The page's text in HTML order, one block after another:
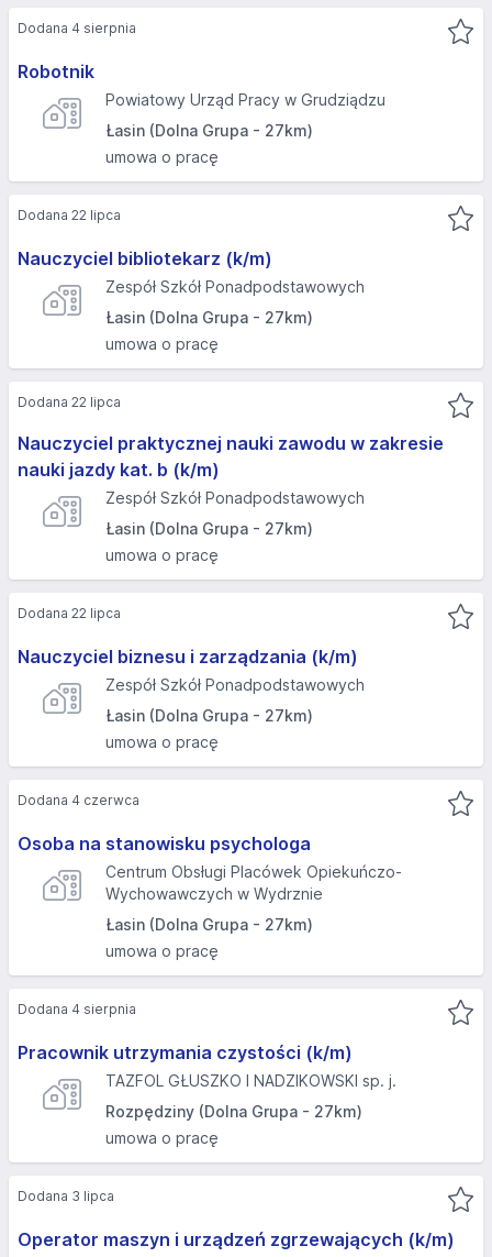
Robotnik
Powiatowy Urząd Pracy w Grudziądzu
Łasin (Dolna Grupa - 27km)
umowa o pracę
Dodana 4 sierpnia
Nauczyciel bibliotekarz (k/m)
Zespół Szkół Ponadpodstawowych
Łasin (Dolna Grupa - 27km)
umowa o pracę
Dodana 22 lipca
Nauczyciel praktycznej nauki zawodu w zakresie
nauki jazdy kat. b (k/m)
Zespół Szkół Ponadpodstawowych
Łasin (Dolna Grupa - 27km)
umowa o pracę
Dodana 22 lipca
Nauczyciel biznesu i zarządzania (k/m)
Zespół Szkół Ponadpodstawowych
Łasin (Dolna Grupa - 27km)
umowa o pracę
Dodana 22 lipca
Osoba na stanowisku psychologa
Centrum Obsługi Placówek Opiekuńczo-
Wychowawczych w Wydrznie
Łasin (Dolna Grupa - 27km)
umowa o pracę
Dodana 4 czerwca
Pracownik utrzymania czystości (k/m)
TAZFOL GŁUSZKO I NADZIKOWSKI sp. j.
Rozpędziny (Dolna Grupa - 27km)
umowa o pracę
Dodana 4 sierpnia
Operator maszyn i urządzeń zgrzewających (k/m)
Dodana 3 lipca